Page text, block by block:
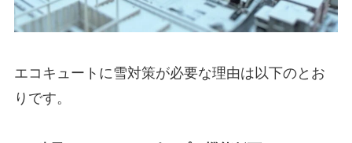
エコキュートに雪対策が必要な理由は以下のとお
りです。